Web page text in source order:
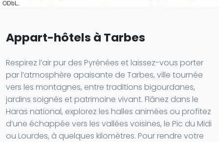
ODbL.
Appart-hôtels à Tarbes
Respirez l’air pur des Pyrénées et laissez-vous porter
par l’atmosphère apaisante de Tarbes, ville tournée
vers les montagnes, entre traditions bigourdanes,
jardins soignés et patrimoine vivant. Flânez dans le
Haras national, explorez les halles animées ou profitez
d’une échappée vers les vallées voisines, le Pic du Midi
ou Lourdes, à quelques kilomètres. Pour rendre votre